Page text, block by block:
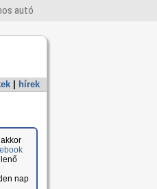
autó
hírek
nap